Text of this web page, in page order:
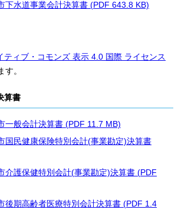
下水道事業会計決算書 (PDF 643.8 KB)
ティブ・コモンズ 表示 4.0 国際 ライセンス
す。
算書
一般会計決算書 (PDF 11.7 MB)
国民健康保険特別会計(事業勘定)決算書
介護保健特別会計(事業勘定)決算書 (PDF
後期高齢者医療特別会計決算書 (PDF 1.4